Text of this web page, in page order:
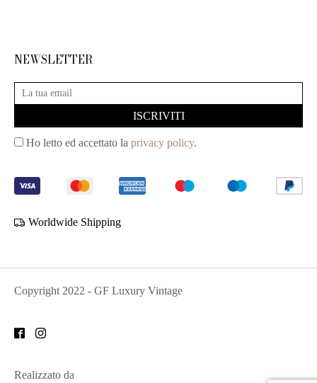
NEWSLETTER
Ho letto ed accettato la privacy policy.
Worldwide Shipping
Copyright 2022 - GF Luxury Vintage
Realizzato da